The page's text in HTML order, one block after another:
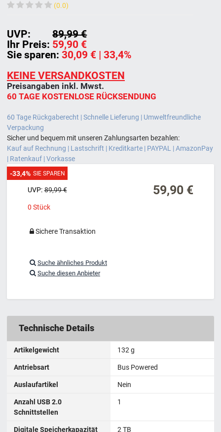
(0.0)
Ihr Preis: 59,90 €
UVP:
89,99 €
Sie sparen: 30,09 € | 33,4%
KEINE VERSANDKOSTEN
Preisangaben inkl. Mwst.
60 TAGE KOSTENLOSE RÜCKSENDUNG
60 Tage Rückgaberecht | Schnelle Lieferung | Umweltfreundliche
Verpackung
Sicher und bequem mit unseren Zahlungsarten bezahlen:
Kauf auf Rechnung | Lastschrift | Kreditkarte | PAYPAL | AmazonPay
| Ratenkauf | Vorkasse
59,90 €
UVP: 89,99 €
0 Stück
-33,4% SIE SPAREN
Sichere Transaktion
Suche ähnliches Produkt
Suche diesen Anbieter
Technische Details
Artikelgewicht 132 g
Antriebsart Bus Powered
Auslaufartikel Nein
Anzahl USB 2.0
Schnittstellen
‎1
Digitale Speicherkapazität 2 TB